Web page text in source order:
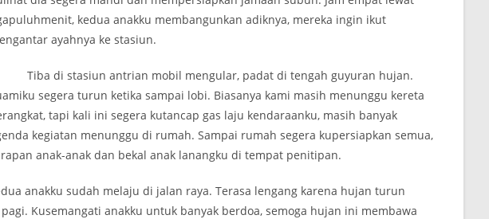
kedua anakku membangunkan adiknya, mereka ingin ikut
ayahnya ke stasiun.
di stasiun antrian mobil mengular, padat di tengah guyuran hujan.
segera turun ketika sampai lobi. Biasanya kami masih menunggu kereta
tapi kali ini segera kutancap gas laju kendaraanku, masih banyak
kegiatan menunggu di rumah. Sampai rumah segera kupersiapkan semua,
anak-anak dan bekal anak lanangku di tempat penitipan.
anakku sudah melaju di jalan raya. Terasa lengang karena hujan turun
Kusemangati anakku untuk banyak berdoa, semoga hujan ini membawa